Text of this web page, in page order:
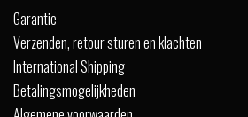
Garantie
Verzenden, retour sturen en klachten
International Shipping
Betalingsmogelijkheden